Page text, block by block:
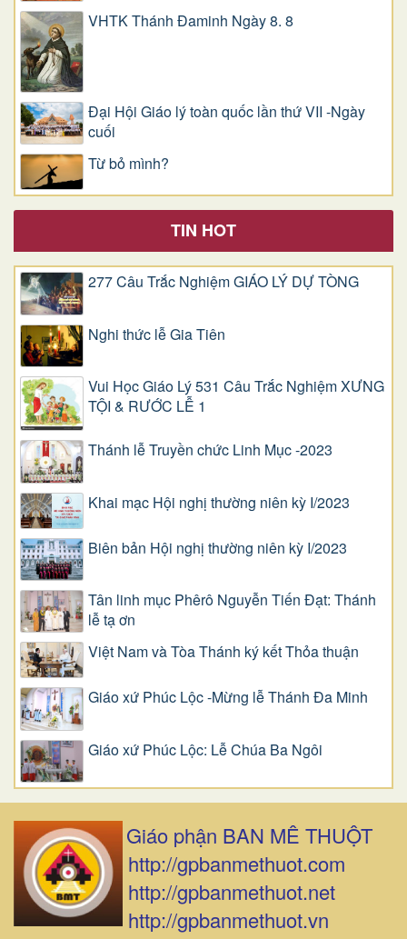
VHTK Thánh Đaminh Ngày 8. 8
Đại Hội Giáo lý toàn quốc lần thứ VII -Ngày
cuối
Từ bỏ mình?
TIN HOT
277 Câu Trắc Nghiệm GIÁO LÝ DỰ TÒNG
Nghi thức lễ Gia Tiên
Vui Học Giáo Lý 531 Câu Trắc Nghiệm XƯNG
TỘI & RƯỚC LỄ 1
Thánh lễ Truyền chức Linh Mục -2023
Khai mạc Hội nghị thường niên kỳ I/2023
Biên bản Hội nghị thường niên kỳ I/2023
Tân linh mục Phêrô Nguyễn Tiến Đạt: Thánh
lễ tạ ơn
Việt Nam và Tòa Thánh ký kết Thỏa thuận
Giáo xứ Phúc Lộc -Mừng lễ Thánh Đa Minh
Giáo xứ Phúc Lộc: Lễ Chúa Ba Ngôi
Giáo phận BAN MÊ THUỘT
http://gpbanmethuot.com
http://gpbanmethuot.net
http://gpbanmethuot.vn